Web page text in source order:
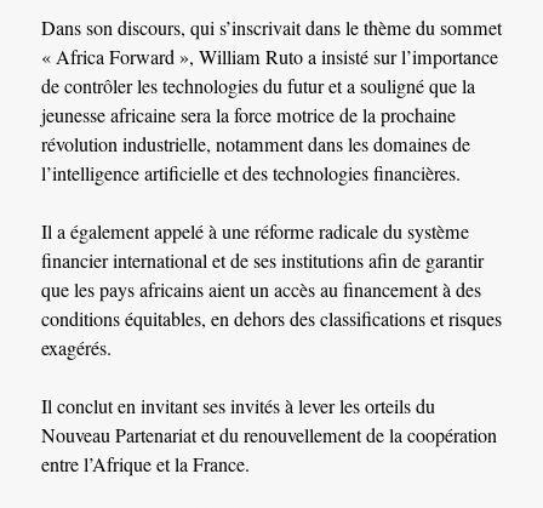
Dans son discours, qui s’inscrivait dans le thème du sommet
« Africa Forward », William Ruto a insisté sur l’importance
de contrôler les technologies du futur et a souligné que la
jeunesse africaine sera la force motrice de la prochaine
révolution industrielle, notamment dans les domaines de
l’intelligence artificielle et des technologies financières.
Il a également appelé à une réforme radicale du système
financier international et de ses institutions afin de garantir
que les pays africains aient un accès au financement à des
conditions équitables, en dehors des classifications et risques
exagérés.
Il conclut en invitant ses invités à lever les orteils du
Nouveau Partenariat et du renouvellement de la coopération
entre l’Afrique et la France.